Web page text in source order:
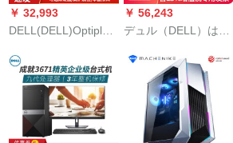
￥ 32,993
DELL(DELL)Optiplex
ッセンス本台i 3/i 5商
用デコセバス3050
MT 23.0 int全ハビ画
面/HDMIラインフュ
ーズ:I 5-051/SS 051
￥ 56,243
デュル（DELL）は
デュスティッグの完
成机モダリンデザイ
ン制図ゲーム本台グ
リム本台+27インハー
ビビィディープの完